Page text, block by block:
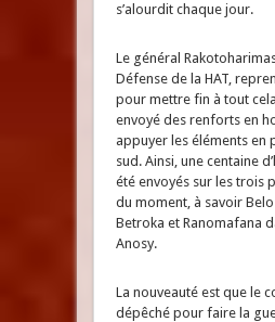
s’alourdit chaque jour.
Le général
Défense de la HAT,
pour mettre fin à tout
envoyé des renforts en
appuyer les éléments en
sud. Ainsi, une centaine
été envoyés sur les trois
du moment, à savoir
Betroka et Ranomafana
Anosy.
La nouveauté est que le
dépêché pour faire la